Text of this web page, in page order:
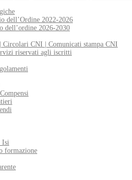
dell’Ordine 2022-2026
dell’ordine 2026-2030
CNI | Comunicati stampa CNI
riservati agli iscritti
Isi
formazione